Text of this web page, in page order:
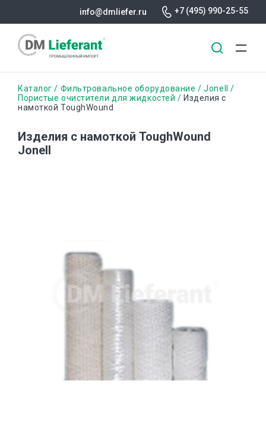
основному
info@dmliefer.ru +7 (495) 990-25-55
Строка
навигации
Каталог Фильтровальное оборудование
Jonell
Пористые очистители для жидкостей
Изделия с
намоткой ToughWound
Изделия с намоткой ToughWound
Jonell